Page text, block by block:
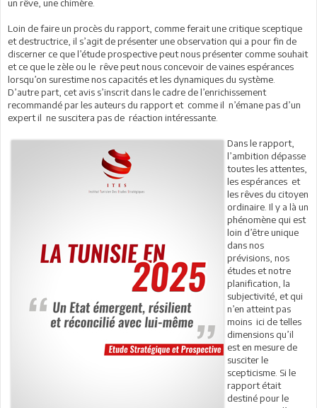
un rêve, une chimère.
Loin de faire un procès du rapport, comme ferait une critique sceptique
et destructrice, il s’agit de présenter une observation qui a pour fin de
discerner ce que l’étude prospective peut nous présenter comme souhait
et ce que le zèle ou le rêve peut nous concevoir de vaines espérances
lorsqu’on surestime nos capacités et les dynamiques du système.
D’autre part, cet avis s’inscrit dans le cadre de l’enrichissement
recommandé par les auteurs du rapport et comme il n’émane pas d’un
expert il ne suscitera pas de réaction intéressante.
Dans le rapport,
l’ambition dépasse
toutes les attentes,
les espérances et
les rêves du citoyen
ordinaire. Il y a là un
phénomène qui est
loin d’être unique
dans nos
prévisions, nos
études et notre
planification, la
subjectivité, et qui
n’en atteint pas
moins ici de telles
dimensions qu’il
est en mesure de
susciter le
scepticisme. Si le
rapport était
destiné pour le